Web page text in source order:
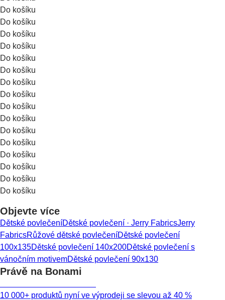
Do košíku
Do košíku
Do košíku
Do košíku
Do košíku
Do košíku
Do košíku
Do košíku
Do košíku
Do košíku
Do košíku
Do košíku
Do košíku
Do košíku
Do košíku
Do košíku
Objevte více
Dětské povlečeníDětské povlečení · Jerry FabricsJerry
FabricsRůžové dětské povlečeníDětské povlečení
100x135Dětské povlečení 140x200Dětské povlečení s
vánočním motivemDětské povlečení 90x130
Právě na Bonami
10 000+ produktů nyní ve výprodeji se slevou až 40 %